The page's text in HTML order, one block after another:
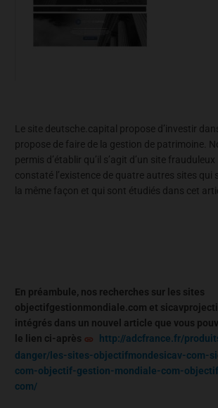
Le site deutsche.capital propose d’investir
propose de faire de la gestion de patrimoine.
permis d’établir qu’il s’agit d’un site
constaté l’existence de quatre autres sites
la même façon et qui sont étudiés dans cet
En préambule, nos recherches sur les sites
objectifgestionmondiale.com et
intégrés dans un nouvel article que vous
le lien ci-après
http://adcfrance.fr/
danger/les-sites-objectifmondesicav-com-
com-objectif-gestion-mondiale-com-
com/